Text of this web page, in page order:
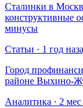
Сталинки в
конструктивные
минусы
Статьи · 1 год
Город
районе Выхино-
Аналитика · 2 мес